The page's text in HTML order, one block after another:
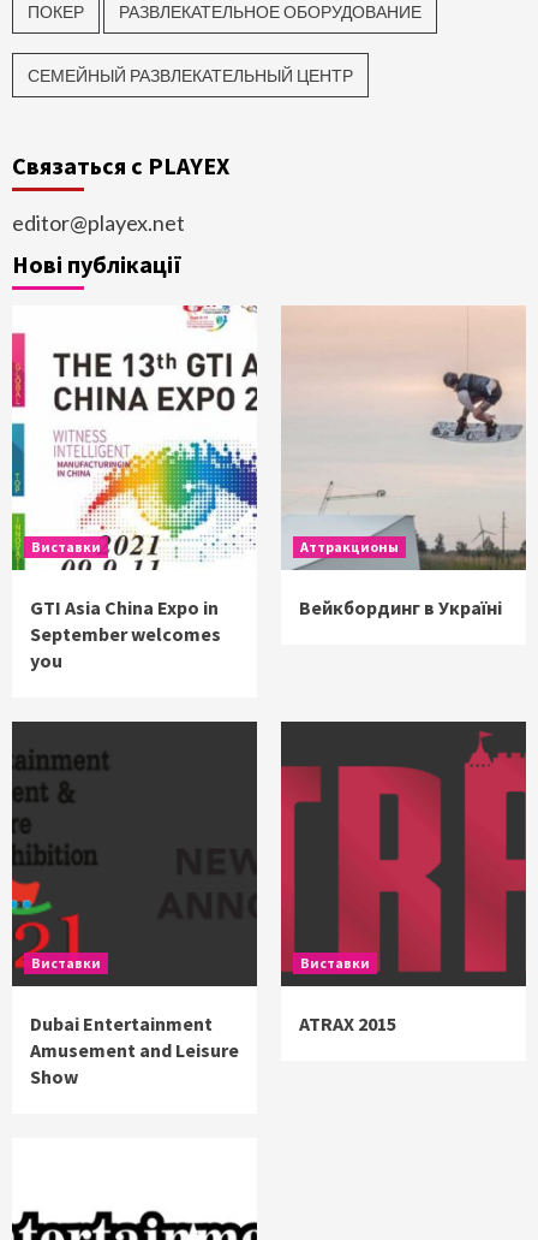
ПОКЕР РАЗВЛЕКАТЕЛЬНОЕ ОБОРУДОВАНИЕ
СЕМЕЙНЫЙ РАЗВЛЕКАТЕЛЬНЫЙ ЦЕНТР
Связаться с PLAYEX
editor@playex.net
Нові публікації
Виставки
GTI Asia China Expo in
September welcomes
you
Аттракционы
Вейкбординг в Україні
Виставки
Dubai Entertainment
Amusement and Leisure
Show
Виставки
ATRAX 2015